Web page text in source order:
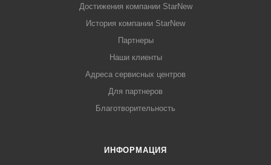
Достижения компании StarNew
История компании StarNew
Партнеры
Наши клиенты
Адреса сервисных центров
Для партнеров
Благотворительность
ИНФОРМАЦИЯ